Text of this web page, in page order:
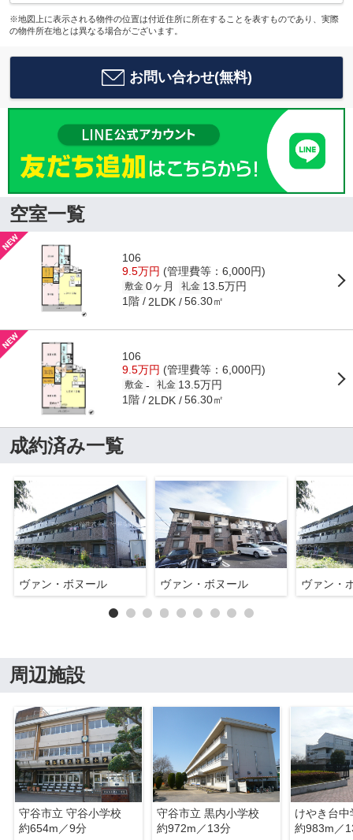
※地図上に表示される物件の位置は付近住所に所在することを表すものであり、実際
の物件所在地とは異なる場合がございます。
お問い合わせ(無料)
空室一覧
106
9.5万円 (管理費等：6,000円)
敷金 0ヶ月 礼金 13.5万円
1階 2LDK 56.30㎡
106
9.5万円 (管理費等：6,000円)
敷金 - 礼金 13.5万円
1階 2LDK 56.30㎡
成約済み一覧
ヴァン・ボヌール ヴァン・ボヌール ヴァン・
周辺施設
守谷市立 守谷小学校
約654m／9分
守谷市立 黒内小学校
約972m／13分
けやき台中
約983m／